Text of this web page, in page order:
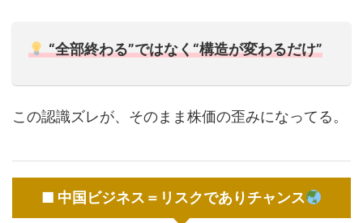
“全部終わる”ではなく“構造が変わるだけ”
この認識ズレが、そのまま株価の歪みになってる。
■ 中国ビジネス＝リスクでありチャンス